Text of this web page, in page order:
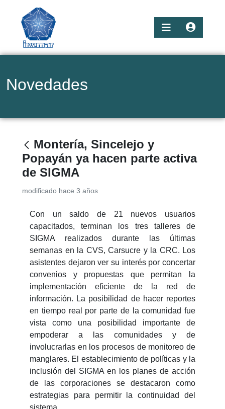
Novedades
Montería, Sincelejo y
Popayán ya hacen parte activa
de SIGMA
modificado hace 3 años
Con un saldo de 21 nuevos usuarios
capacitados, terminan los tres talleres de
SIGMA realizados durante las últimas
semanas en la CVS, Carsucre y la CRC. Los
asistentes dejaron ver su interés por concertar
convenios y propuestas que permitan la
implementación eficiente de la red de
información. La posibilidad de hacer reportes
en tiempo real por parte de la comunidad fue
vista como una posibilidad importante de
empoderar a las comunidades y de
involucrarlas en los procesos de monitoreo de
manglares. El establecimiento de políticas y la
inclusión del SIGMA en los planes de acción
de las corporaciones se destacaron como
estrategias para permitir la continuidad del